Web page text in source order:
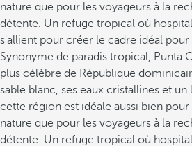
nature que pour les voyageurs à la
détente. Un refuge tropical où
s'allient pour créer le cadre idéal pour
Synonyme de paradis tropical, Punta
plus célèbre de République
sable blanc, ses eaux cristallines et
cette région est idéale aussi bien
nature que pour les voyageurs à la
détente. Un refuge tropical où